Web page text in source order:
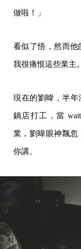
做啦！」
看似了悟，然而他
我很痛恨這些業主
現在的劉暐，半年
鍋店打工，當
業，劉暐眼神飄忽
你講。